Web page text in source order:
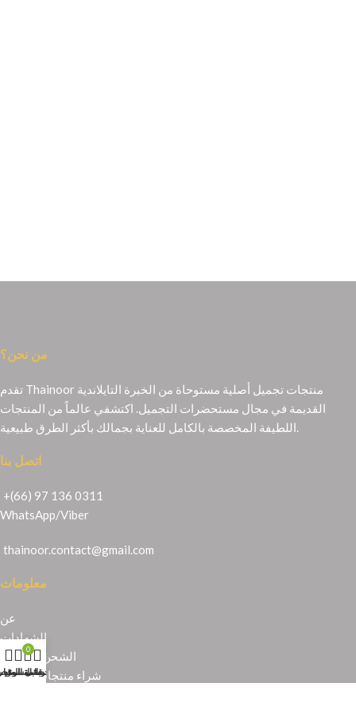
من نحن؟
تقدم Thainoor منتجات تجميل أصلية مستوحاة من الخبرة التايلاندية
القديمة في مجال مستحضرات التجميل. اكتشفي عالماً من المنتجات
اتصل بنا
+(66) 97 136 0311
WhatsApp/Viber
thainoor.contact@gmail.com
معلومات
عن
الشهادات
الشحن والإرجاع
شراء منتجات تايلندية
قائمة
0
عربة التسوق
حسابي